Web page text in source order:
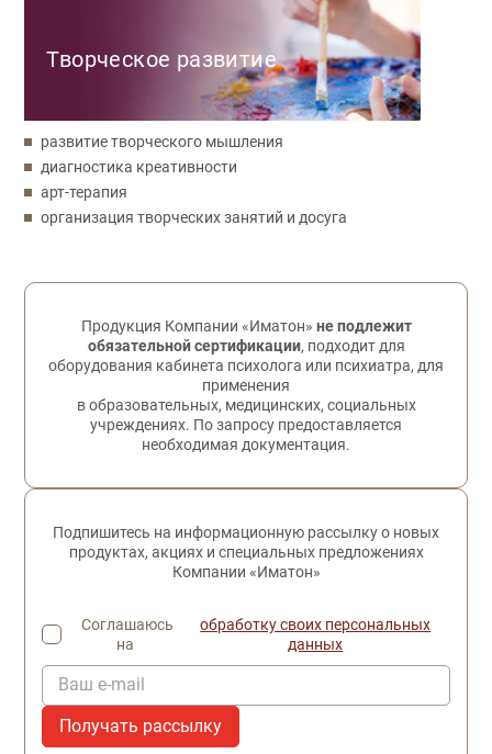
Творческое развитие
развитие творческого мышления
диагностика креативности
арт-терапия
организация творческих занятий и досуга
Обратная связь
Продукция Компании «Иматон» не подлежит
обязательной сертификации, подходит для
оборудования кабинета психолога или психиатра, для
применения
в образовательных, медицинских, социальных
учреждениях. По запросу предоставляется
необходимая документация.
Подпишитесь на информационную рассылку о новых
продуктах, акциях и специальных предложениях
Компании «Иматон»
Соглашаюсь
на
обработку своих персональных
данных
Ваш e-mail